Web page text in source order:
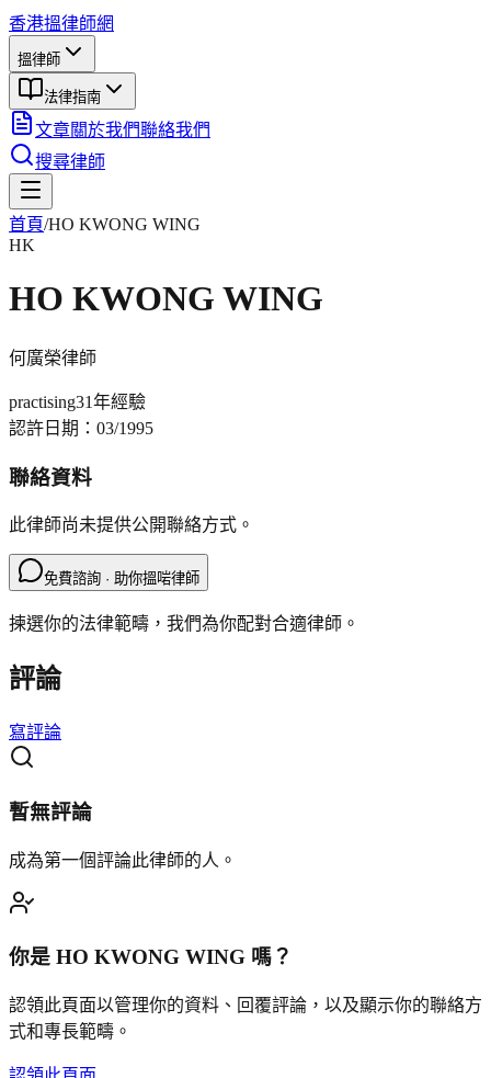
香港搵律師網
搵律師
法律指南
文章關於我們聯絡我們
搜尋律師
首頁/HO KWONG WING
HK
HO KWONG WING
何廣榮律師
practising31年經驗
認許日期： 03/1995
聯絡資料
此律師尚未提供公開聯絡方式。
免費諮詢 · 助你搵啱律師
揀選你的法律範疇，我們為你配對合適律師。
評論
寫評論
暫無評論
成為第一個評論此律師的人。
你是 HO KWONG WING 嗎？
認領此頁面以管理你的資料、回覆評論，以及顯示你的聯絡方
式和專長範疇。